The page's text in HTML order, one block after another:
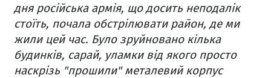
дня російська армія, що досить неподалік
стоїть, почала обстрілювати район, де ми
жили цей час. Було зруйновано кілька
будинків, сарай, уламки від якого просто
наскрізь "прошили" металевий корпус